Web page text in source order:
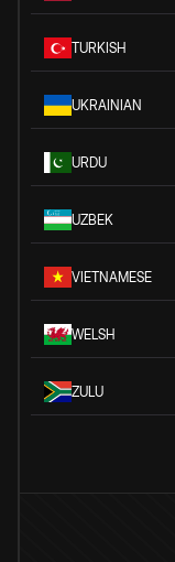
TURKISH
UKRAINIAN
URDU
UZBEK
VIETNAMESE
WELSH
ZULU